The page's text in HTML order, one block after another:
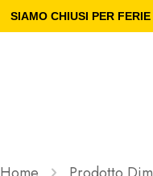
SIAMO CHIUSI PER